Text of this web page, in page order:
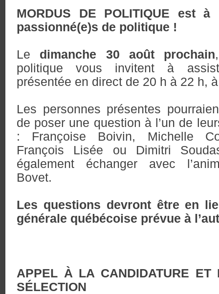
MORDUS DE POLITIQUE est
passionné(e)s de politique !
Le dimanche 30 août prochain
politique vous invitent à
présentée en direct de 20 h à 22 h,
Les personnes présentes
de poser une question à l’un de
: Françoise Boivin, Michelle
François Lisée ou Dimitri
également échanger avec
Bovet.
Les questions devront être en
générale québécoise prévue à
APPEL À LA CANDIDATURE ET
SÉLECTION